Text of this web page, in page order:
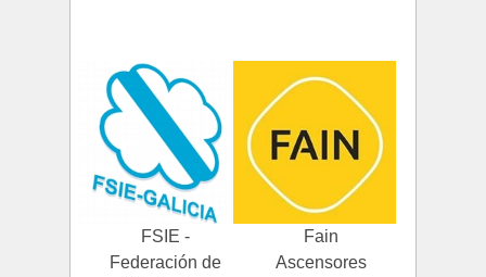
FSIE -
Federación de
Fain
Ascensores